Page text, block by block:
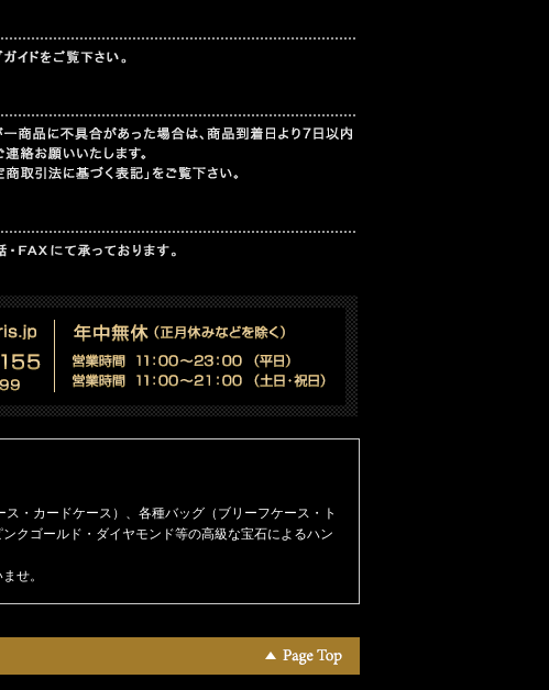
・カードケース） 、 各種バッグ（ブリーフケース・ト
クゴールド・ダイヤモンド等の高級な宝石によるハン
せ。